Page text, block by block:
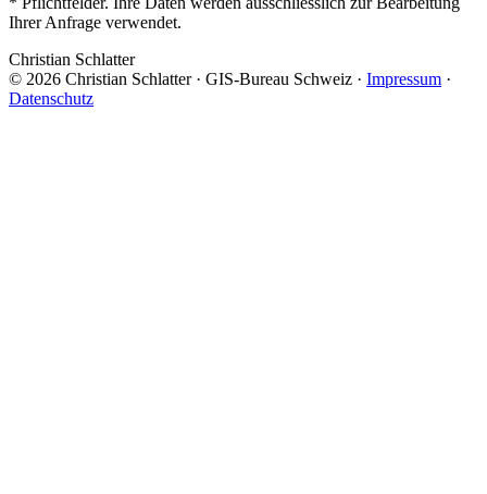
Ihrer Anfrage verwendet.
Christian Schlatter
© 2026 Christian Schlatter · GIS-Bureau Schweiz · Impressum ·
Datenschutz